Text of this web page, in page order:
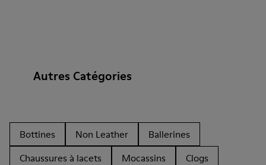
Autres Catégories
Bottines Non Leather
Ballerines
Chaussures à lacets
Mocassins
Clogs